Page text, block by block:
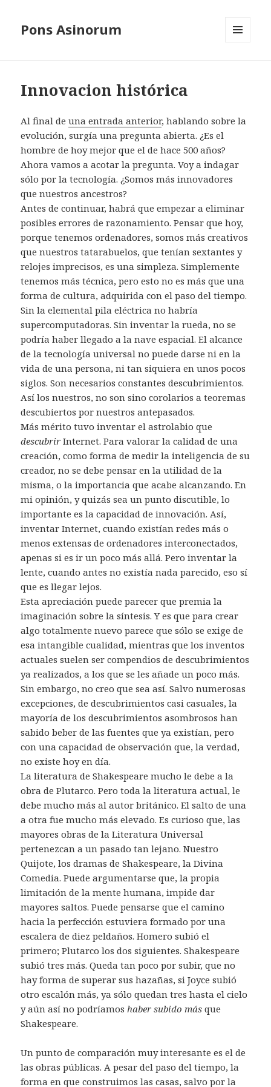
Pons Asinorum
Innovacion histórica
Al final deuna entrada anterior, hablando sobre la
evolución, surgía una pregunta abierta. ¿Es el
hombre de hoy mejor que el de hace 500 años?
Ahora vamos a acotar la pregunta. Voy a indagar
sólo por la tecnología. ¿Somos más innovadores
que nuestros ancestros?
Antes de continuar, habrá que empezar a eliminar
posibles errores de razonamiento. Pensar que hoy,
porque tenemos ordenadores, somos más creativos
que nuestros tatarabuelos, que tenían sextantes y
relojes imprecisos, es una simpleza. Simplemente
tenemos más técnica, pero esto no es más que una
forma de cultura, adquirida con el paso del tiempo.
Sin la elemental pila eléctrica no habría
supercomputadoras. Sin inventar la rueda, no se
podría haber llegado a la nave espacial. El alcance
de la tecnología universal no puede darse ni en la
vida de una persona, ni tan siquiera en unos pocos
siglos. Son necesarios constantes descubrimientos.
Así los nuestros, no son sino corolarios a teoremas
descubiertos por nuestros antepasados.
Más mérito tuvo inventar el astrolabio que
descubrir Internet. Para valorar la calidad de una
creación, como forma de medir la inteligencia de su
creador, no se debe pensar en la utilidad de la
misma, o la importancia que acabe alcanzando. En
mi opinión, y quizás sea un punto discutible, lo
importante es la capacidad de innovación. Así,
inventar Internet, cuando existían redes más o
menos extensas de ordenadores interconectados,
apenas si es ir un poco más allá. Pero inventar la
lente, cuando antes no existía nada parecido, eso sí
que es llegar lejos.
Esta apreciación puede parecer que premia la
imaginación sobre la síntesis. Y es que para crear
algo totalmente nuevo parece que sólo se exige de
esa intangible cualidad, mientras que los inventos
actuales suelen ser compendios de descubrimientos
ya realizados, a los que se les añade un poco más.
Sin embargo, no creo que sea así. Salvo numerosas
excepciones, de descubrimientos casi casuales, la
mayoría de los descubrimientos asombrosos han
sabido beber de las fuentes que ya existían, pero
con una capacidad de observación que, la verdad,
no existe hoy en día.
La literatura de Shakespeare mucho le debe a la
obra de Plutarco. Pero toda la literatura actual, le
debe mucho más al autor británico. El salto de una
a otra fue mucho más elevado. Es curioso que, las
mayores obras de la Literatura Universal
pertenezcan a un pasado tan lejano. Nuestro
Quijote, los dramas de Shakespeare, la Divina
Comedia. Puede argumentarse que, la propia
limitación de la mente humana, impide dar
mayores saltos. Puede pensarse que el camino
hacia la perfección estuviera formado por una
escalera de diez peldaños. Homero subió el
primero; Plutarco los dos siguientes. Shakespeare
subió tres más. Queda tan poco por subir, que no
hay forma de superar sus hazañas, si Joyce subió
otro escalón más, ya sólo quedan tres hasta el cielo
y aún así no podríamoshaber subido más que
Shakespeare.
Un punto de comparación muy interesante es el de
las obras públicas. A pesar del paso del tiempo, la
forma en que construimos las casas, salvo por la